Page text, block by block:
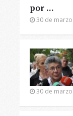
por …
30 de
30 de